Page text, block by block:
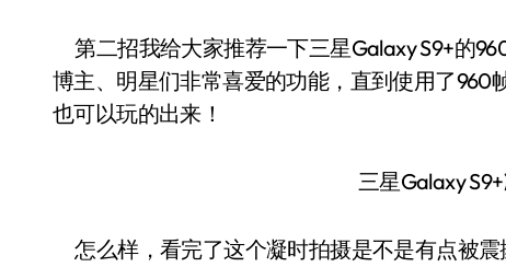
第二招我给大家推荐一下三星Galaxy S9+的
博主、明星们非常喜爱的功能，直到使用了
也可以玩的出来！
三星Galaxy
怎么样，看完了这个凝时拍摄是不是有点被